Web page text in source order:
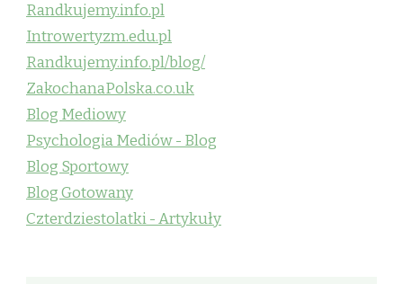
Randkujemy.info.pl
Introwertyzm.edu.pl
Randkujemy.info.pl/blog/
ZakochanaPolska.co.uk
Blog Mediowy
Psychologia Mediów - Blog
Blog Sportowy
Blog Gotowany
Czterdziestolatki - Artykuły